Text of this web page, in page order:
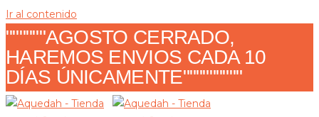
Ir al contenido
""""""AGOSTO CERRADO,
HAREMOS ENVIOS CADA 10
DÍAS ÚNICAMENTE"""""""""